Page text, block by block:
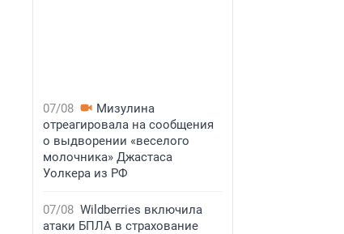
07/08
Мизулина
отреагировала на сообщения
о выдворении «веселого
молочника» Джастаса
Уолкера из РФ
07/08 Wildberries включила
атаки БПЛА в страхование